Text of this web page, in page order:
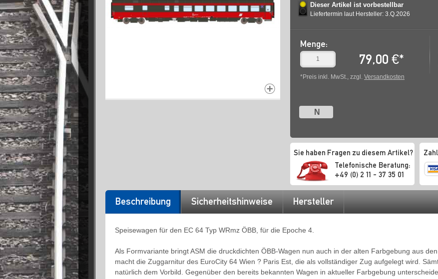
Dieser Artikel ist vorbestellbar
Liefertermin laut Hersteller: 3.Q.2026
Menge:
79,00 €*
*Preis inkl. MwSt., zzgl. Versandkosten
N
Sie haben Fragen zu diesem Artikel?
Telefonische Beratung:
+49 (0) 2 11 - 37 35 01
Beschreibung Sicherheitshinweise Hersteller
Speisewagen für den EC 64 Typ WRmz ÖBB, für die Epoche 4.
Als Formvariante bringt ASM die druckdichten ÖBB-Wagen nun auch in der alten Farbgebung aus
macht die Zuggarnitur des EuroCity 64 Wien ? Paris Est, die als vollständiger Zug aufgelegt wird.
natürlich dem Vorbild. Gegenüber den bereits bekannten Wagen in aktueller Farbgebung